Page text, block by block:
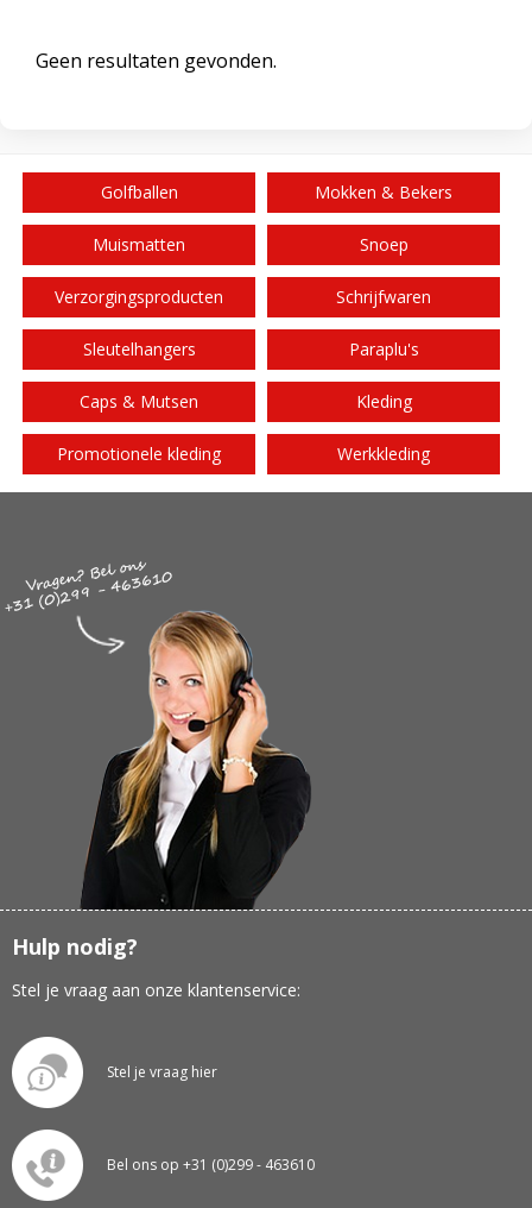
Geen resultaten gevonden.
Golfballen Mokken & Bekers
Muismatten Snoep
Verzorgingsproducten Schrijfwaren
Sleutelhangers Paraplu's
Caps & Mutsen Kleding
Promotionele kleding Werkkleding
Hulp nodig?
Stel je vraag aan onze klantenservice:
Stel je vraag hier
Bel ons op +31 (0)299 - 463610